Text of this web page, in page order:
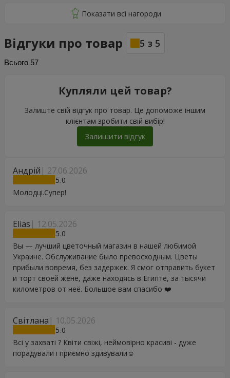
Відгуки про товар 5 з 5
Всього 57
Андрій 27.06.2026
5
Молодці.Супер!
Elias 12.05.2026
5
Вы — лучший цветочный магазин в нашей любимой
Украине. Обслуживание было превосходным. Цветы
прибыли вовремя, без задержек. Я смог отправить букет
и торт своей жене, даже находясь в Египте, за тысячи
километров от неё. Большое вам спасибо ❤️
Світлана 10.05.2026
5
Всі у захваті ? Квіти свіжі, неймовірно красиві - дуже
порадували і приємно здивували☺️
Купляли цей товар?
Залиште свій відгук про товар. Це допоможе іншим
клієнтам зробити свій вибір!
Залишити відгук